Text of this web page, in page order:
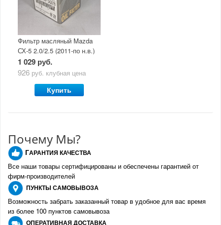
Фильтр масляный Mazda
СХ-5 2.0/2.5 (2011-по н.в.)
1 029 руб.
926 руб. клубная цена
Купить
Почему Мы?
ГАРАНТИЯ КАЧЕСТВА
Все наши товары сертифицированы и обеспечены гарантией от
фирм-производителей
ПУНКТЫ САМОВЫВОЗА
Возможность забрать заказанный товар в удобное для вас время
из более 100 пунктов самовывоза
ОПЕРАТИВНАЯ ДОСТАВКА